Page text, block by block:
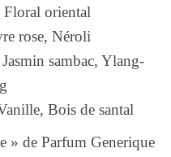
oriental
rose, Néroli
sambac, Ylang-
Bois de santal
» de Parfum Generique